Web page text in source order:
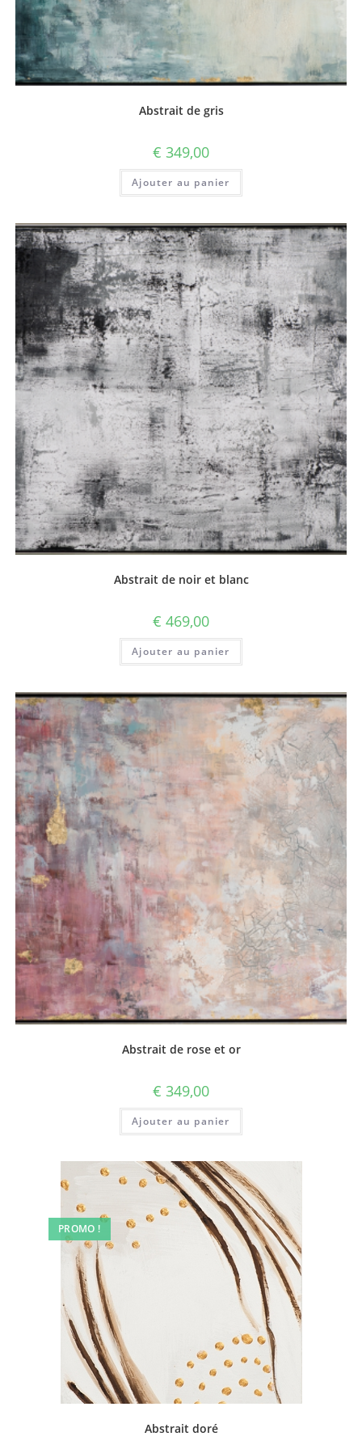
Abstrait de gris
€ 349,00
Ajouter au panier
Abstrait de noir et blanc
€ 469,00
Ajouter au panier
Abstrait de rose et or
€ 349,00
Ajouter au panier
PROMO !
Abstrait doré